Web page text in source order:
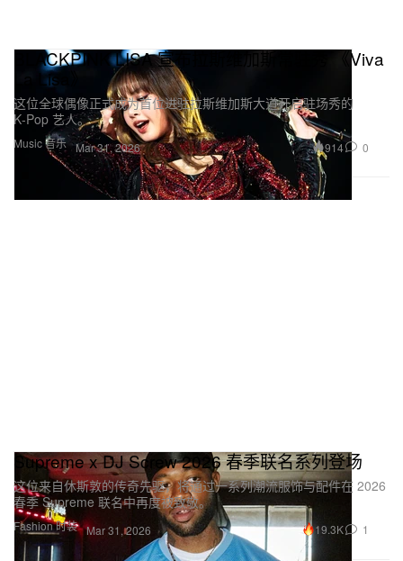
Music 音乐
BLACKPINK LISA 宣布拉斯维加斯常驻秀 《Viva
La Lisa》
这位全球偶像正式成为首位进驻拉斯维加斯大道开启驻场秀的
K‑Pop 艺人。
Mar 31, 2026 914 0
Fashion 时装
Supreme x DJ Screw 2026 春季联名系列登场
这位来自休斯敦的传奇先驱，将通过一系列潮流服饰与配件在 2026
春季 Supreme 联名中再度被致敬。
Mar 31, 2026 19.3K 1